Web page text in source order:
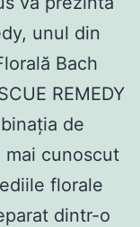
unul din
Bach
REMEDY
de
mai cunoscut
florale
dintr-o